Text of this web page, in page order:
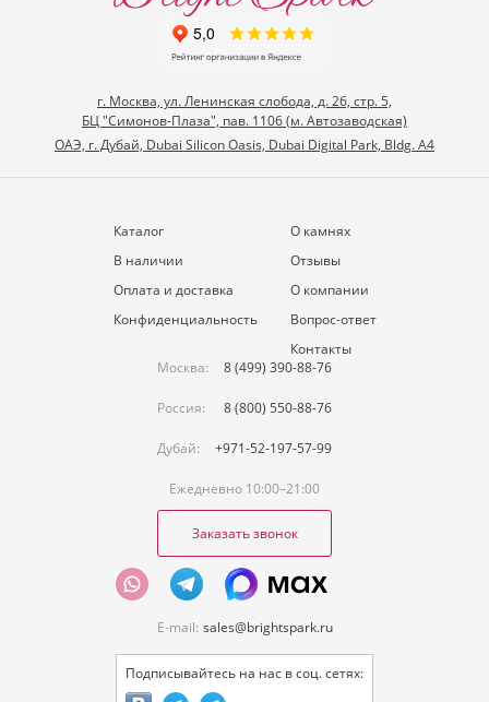
г. Москва, ул. Ленинская слобода, д. 26, стр. 5,
БЦ "Симонов-Плаза", пав. 1106 (м. Автозаводская)
ОАЭ, г. Дубай, Dubai Silicon Oasis, Dubai Digital Park, Bldg. A4
Каталог
В наличии
Оплата и доставка
Конфиденциальность
О камнях
Отзывы
О компании
Вопрос-ответ
Контакты
Москва:
8 (499) 390-88-76
Россия: 8 (800) 550-88-76
Дубай: +971-52-197-57-99
Ежедневно 10:00–21:00
Заказать звонок
E-mail: sales@brightspark.ru
Подписывайтесь на нас в соц. сетях: